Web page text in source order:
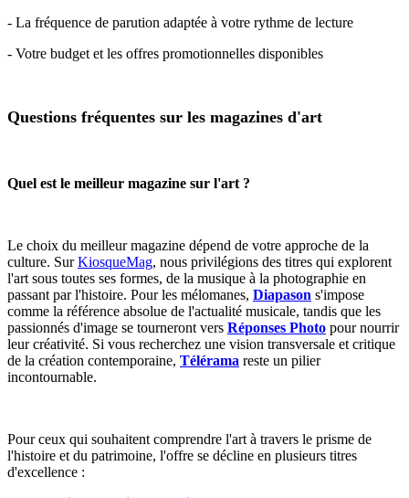
- La fréquence de parution adaptée à votre rythme de lecture
- Votre budget et les offres promotionnelles disponibles
Questions fréquentes sur les magazines d'art
Quel est le meilleur magazine sur l'art ?
Le choix du meilleur magazine dépend de votre approche de la
culture. SurKiosqueMag, nous privilégions des titres qui explorent
l'art sous toutes ses formes, de la musique à la photographie en
passant par l'histoire. Pour les mélomanes, Diapason s'impose
comme la référence absolue de l'actualité musicale, tandis que les
passionnés d'image se tourneront vers Réponses Photo pour nourrir
leur créativité. Si vous recherchez une vision transversale et critique
de la création contemporaine, Télérama reste un pilier
incontournable.
Pour ceux qui souhaitent comprendre l'art à travers le prisme de
l'histoire et du patrimoine, l'offre se décline en plusieurs titres
d'excellence :